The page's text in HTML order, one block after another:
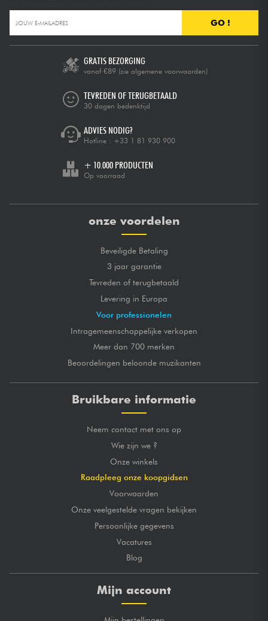
GO !
GRATIS BEZORGING
vanaf €89 (zie algemene voorwaarden)
TEVREDEN OF TERUGBETAALD
30 dagen bedenktijd
ADVIES NODIG?
Hotline : +33 1 81 930 900
+ 10.000 PRODUCTEN
Op voorraad
onze voordelen
Beveiligde Betaling
3 jaar garantie
Tevreden of terugbetaald
Levering in Europa
Voor professionelen
Intragemeenschappelijke verkopen
Meer dan 700 merken
Beoordelingen beloonde muzikanten
Bruikbare informatie
Neem contact met ons op
Wie zijn we ?
Onze winkels
Raadpleeg onze koopgidsen
Voorwaarden
Onze veelgestelde vragen bekijken
Persoonlijke gegevens
Vacatures
Blog
Mijn account